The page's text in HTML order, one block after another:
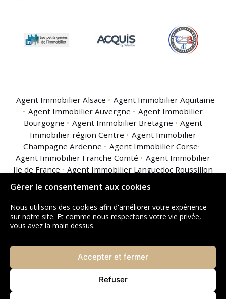
Gérer le consentement aux cookies
Nous utilisons des cookies afin d'améliorer votre expérience
sur notre site. Et comme nous respectons votre vie privée,
vous avez la main dessus.
Accepter et fermer
Refuser
Agent Immobilier Alsace
Agent Immobilier Aquitaine
Agent Immobilier Auvergne
Agent Immobilier
Bourgogne
Agent Immobilier Bretagne
Agent
Immobilier région Centre
Agent Immobilier
Champagne Ardenne
Agent Immobilier Corse
Agent Immobilier Franche Comté
Agent Immobilier
Ile de France
Agent Immobilier Languedoc Roussillon
Agent Immobilier Limousin
Agent Immobilier
Lorraine
Agent Immobilier Midi Pyrénées
Immobilier Nord Pas de Calais
Agent Immobilier
Basse Normandie
Agent Immobilier Haute
Normandie
Agent Immobilier Pays de la Loire
Agent Immobilier Provence Alpes Côte
Agent Immobilier Rhône Alpes
Immobilier Guadeloupe
Agent Immobilier Guyane
Agent Immobilier La Réunion